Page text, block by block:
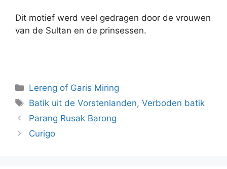
Dit motief werd veel gedragen door de vrouwen
van de Sultan en de prinsessen.
Categorieën
Lereng of Garis Miring
Tags
Batik uit de Vorstenlanden,Verboden batik
Parang Rusak Barong
Curigo